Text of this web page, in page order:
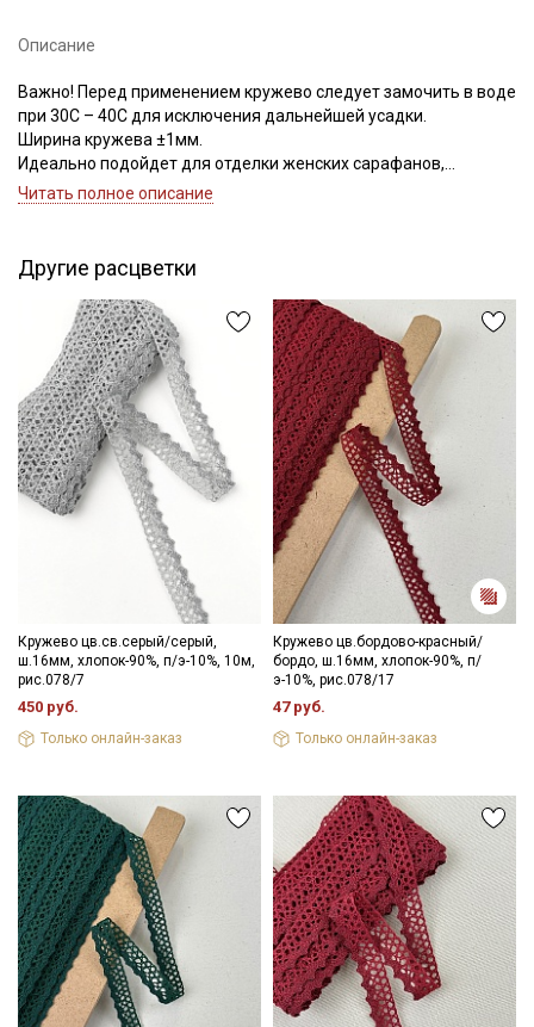
Описание
Важно! Перед применением кружево следует замочить в воде
при 30С – 40С для исключения дальнейшей усадки.
Ширина кружева ±1мм.
Идеально подойдет для отделки женских сарафанов,
платьев, юбок, рукавов.
творческих работ в различных техниках.
Цветопередача может отличаться от оригинального цвета в
зависимости от настроек вашего монитора.
Читать полное описание
Другие расцветки
Кружево цв.св.серый/серый,
ш.16мм, хлопок-90%, п/э-10%, 10м,
рис.078/7
450 руб.
Только онлайн-заказ
Кружево цв.бордово-красный/
бордо, ш.16мм, хлопок-90%, п/
э-10%, рис.078/17
47 руб.
Только онлайн-заказ